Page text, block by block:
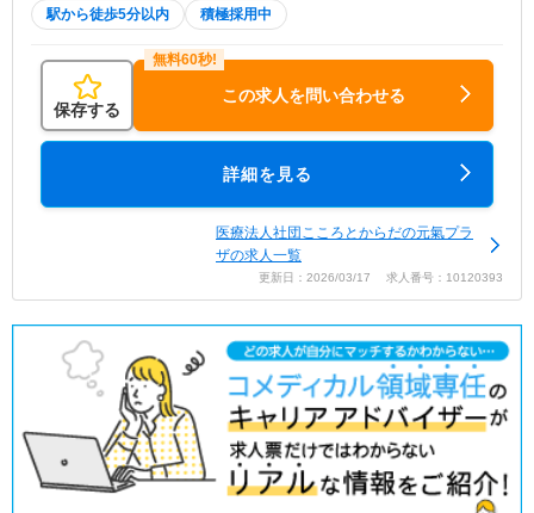
駅から徒歩5分以内 積極採用中
保存する
この求人を問い合わせる
詳細を見る
医療法人社団こころとからだの元氣プラ
ザの求人一覧
更新日：2026/03/17 求人番号：10120393